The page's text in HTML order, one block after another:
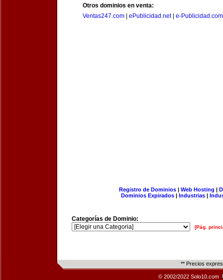
Otros dominios en venta:
Ventas247.com
ePublicidad.net| e-Publicidad.com
Registro de Dominios| Web Hosting |
Dominios Expirados | Industrias |
Categorías de Dominio:
[Pág.
** Precios
© 2002/2022 Solo10.com